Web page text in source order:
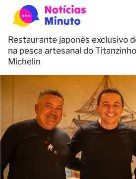
Restaurante japonês exclusivo
na pesca artesanal do
Michelin